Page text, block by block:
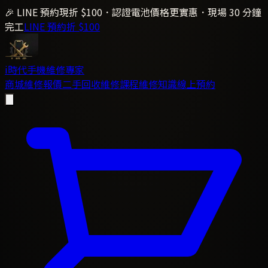
🎉 LINE 預約現折 $100．認證電池價格更實惠．現場 30 分鐘
完工LINE 預約折 $100
i時代手機維修專家
商城維修報價二手回收維修課程維修知識線上預約